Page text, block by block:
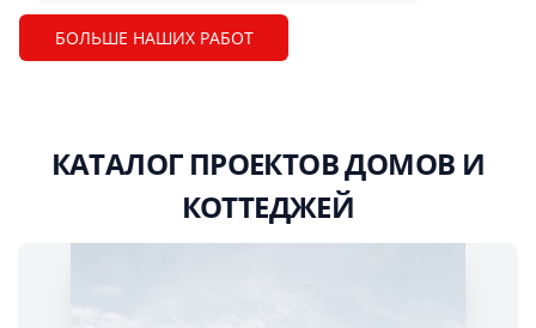
БОЛЬШЕ НАШИХ РАБОТ
КАТАЛОГ ПРОЕКТОВ ДОМОВ И
КОТТЕДЖЕЙ